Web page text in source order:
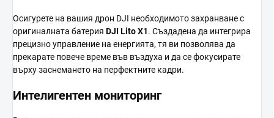
Осигурете на вашия дрон DJI необходимото захранване с
оригиналната батерия DJI Lito X1. Създадена да интегрира
прецизно управление на енергията, тя ви позволява да
прекарате повече време във въздуха и да се фокусирате
върху заснемането на перфектните кадри.
Интелигентен мониторинг